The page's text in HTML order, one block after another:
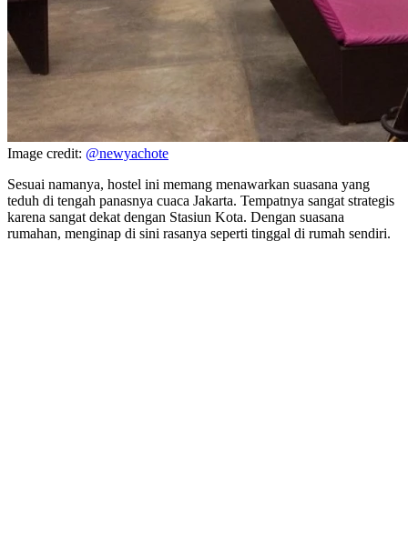
Image credit: @newyachote
Sesuai namanya, hostel ini memang menawarkan suasana yang
teduh di tengah panasnya cuaca Jakarta. Tempatnya sangat strategis
karena sangat dekat dengan Stasiun Kota. Dengan suasana
rumahan, menginap di sini rasanya seperti tinggal di rumah sendiri.